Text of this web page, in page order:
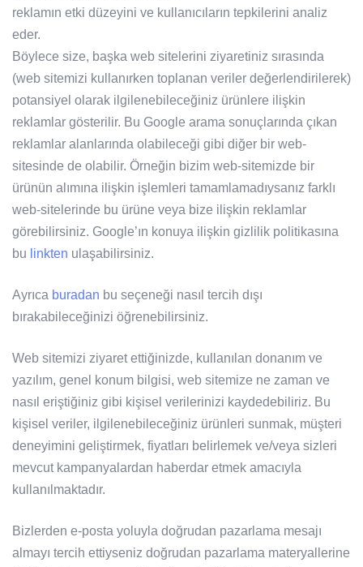
reklamın etki düzeyini ve kullanıcıların tepkilerini analiz
eder.
Böylece size, başka web sitelerini ziyaretiniz sırasında
(web sitemizi kullanırken toplanan veriler değerlendirilerek)
potansiyel olarak ilgilenebileceğiniz ürünlere ilişkin
reklamlar gösterilir. Bu Google arama sonuçlarında çıkan
reklamlar alanlarında olabileceği gibi diğer bir web-
sitesinde de olabilir. Örneğin bizim web-sitemizde bir
ürünün alımına ilişkin işlemleri tamamlamadıysanız farklı
web-sitelerinde bu ürüne veya bize ilişkin reklamlar
görebilirsiniz. Google’ın konuya ilişkin gizlilik politikasına
bu linkten ulaşabilirsiniz.
Ayrıca buradan bu seçeneği nasıl tercih dışı
bırakabileceğinizi öğrenebilirsiniz.
Web sitemizi ziyaret ettiğinizde, kullanılan donanım ve
yazılım, genel konum bilgisi, web sitemize ne zaman ve
nasıl eriştiğiniz gibi kişisel verilerinizi kaydedebiliriz. Bu
kişisel veriler, ilgilenebileceğiniz ürünleri sunmak, müşteri
deneyimini geliştirmek, fiyatları belirlemek ve/veya sizleri
mevcut kampanyalardan haberdar etmek amacıyla
kullanılmaktadır.
Bizlerden e-posta yoluyla doğrudan pazarlama mesajı
almayı tercih ettiyseniz doğrudan pazarlama materyallerine